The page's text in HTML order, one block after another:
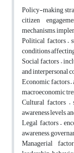
Policy-making
citizen
mechanisms,
Political factors –
conditions
Social factors –
and interpersonal
Economic factors
macroeconomic
Cultural factors –
awareness levels,
Legal factors –
awareness,
Managerial